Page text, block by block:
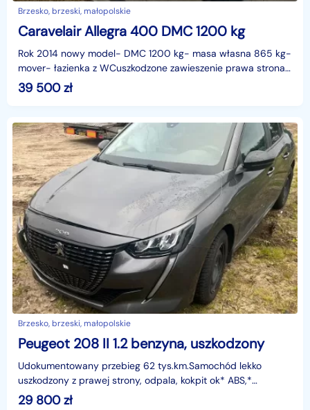
Brzesko, brzeski, małopolskie
Caravelair Allegra 400 DMC 1200 kg
Rok 2014 nowy model- DMC 1200 kg- masa własna 865 kg-
mover- łazienka z WCuszkodzone zawieszenie prawa strona i
podłoga z prawej stronyKontakt codziennie od 9:0
39 500zł
Brzesko, brzeski, małopolskie
Peugeot 208 II 1.2 benzyna, uszkodzony
Udokumentowany przebieg 62 tys.km.Samochód lekko
uszkodzony z prawej strony, odpala, kokpit ok* ABS,*
wielofunkcyjna kierownica,* klimatyzacja automatyczna,* ko
29 800zł